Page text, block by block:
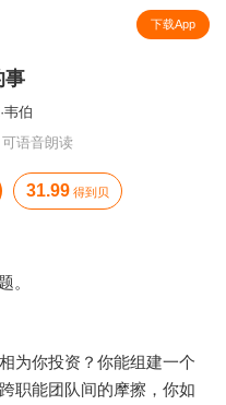
下载App
事
韦伯
可语音朗读
31.99 得到贝
。
为你投资？你能组建一个
职能团队间的摩擦，你如